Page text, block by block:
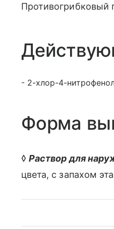
Противогрибковый
- 2-хлор-4-
Форма
◊Раствор для
цвета, с запахом